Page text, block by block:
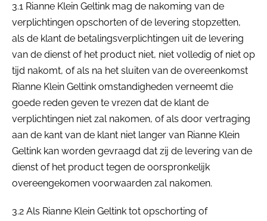
3.1 Rianne Klein Geltink mag de nakoming van de
verplichtingen opschorten of de levering stopzetten,
als de klant de betalingsverplichtingen uit de levering
van de dienst of het product niet, niet volledig of niet op
tijd nakomt, of als na het sluiten van de overeenkomst
Rianne Klein Geltink omstandigheden verneemt die
goede reden geven te vrezen dat de klant de
verplichtingen niet zal nakomen, of als door vertraging
aan de kant van de klant niet langer van Rianne Klein
Geltink kan worden gevraagd dat zij de levering van de
dienst of het product tegen de oorspronkelijk
overeengekomen voorwaarden zal nakomen.
3.2 Als Rianne Klein Geltink tot opschorting of